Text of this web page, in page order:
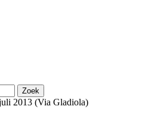
2013 (Via Gladiola)